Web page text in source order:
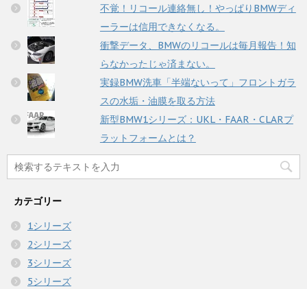
不覚！リコール連絡無し！やっぱりBMWディ
ーラーは信用できなくなる。
衝撃データ、BMWのリコールは毎月報告！知
らなかったじゃ済まない。
実録BMW洗車「半端ないって」フロントガラ
スの水垢・油膜を取る方法
新型BMW1シリーズ：UKL・FAAR・CLARプ
ラットフォームとは？
カテゴリー
1シリーズ
2シリーズ
3シリーズ
5シリーズ